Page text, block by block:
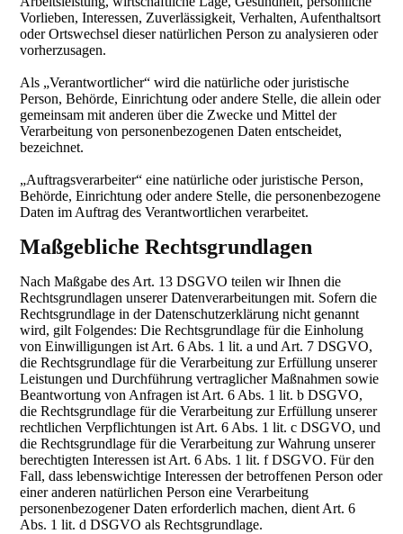
Vorlieben, Interessen, Zuverlässigkeit, Verhalten, Aufenthaltsort
oder Ortswechsel dieser natürlichen Person zu analysieren oder
vorherzusagen.
Als „Verantwortlicher“ wird die natürliche oder juristische
Person, Behörde, Einrichtung oder andere Stelle, die allein oder
gemeinsam mit anderen über die Zwecke und Mittel der
Verarbeitung von personenbezogenen Daten entscheidet,
bezeichnet.
„Auftragsverarbeiter“ eine natürliche oder juristische Person,
Behörde, Einrichtung oder andere Stelle, die personenbezogene
Daten im Auftrag des Verantwortlichen verarbeitet.
Maßgebliche Rechtsgrundlagen
Nach Maßgabe des Art. 13 DSGVO teilen wir Ihnen die
Rechtsgrundlagen unserer Datenverarbeitungen mit. Sofern die
Rechtsgrundlage in der Datenschutzerklärung nicht genannt
wird, gilt Folgendes: Die Rechtsgrundlage für die Einholung
von Einwilligungen ist Art. 6 Abs. 1 lit. a und Art. 7 DSGVO,
die Rechtsgrundlage für die Verarbeitung zur Erfüllung unserer
Leistungen und Durchführung vertraglicher Maßnahmen sowie
Beantwortung von Anfragen ist Art. 6 Abs. 1 lit. b DSGVO,
die Rechtsgrundlage für die Verarbeitung zur Erfüllung unserer
rechtlichen Verpflichtungen ist Art. 6 Abs. 1 lit. c DSGVO, und
die Rechtsgrundlage für die Verarbeitung zur Wahrung unserer
berechtigten Interessen ist Art. 6 Abs. 1 lit. f DSGVO. Für den
Fall, dass lebenswichtige Interessen der betroffenen Person oder
einer anderen natürlichen Person eine Verarbeitung
personenbezogener Daten erforderlich machen, dient Art. 6
Abs. 1 lit. d DSGVO als Rechtsgrundlage.